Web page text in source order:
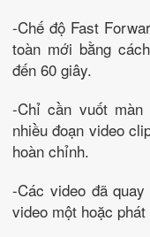
-Chế độ Fast
toàn mới bằng
đến 60 giây.
-Chỉ cần vuốt
nhiều đoạn video
hoàn chỉnh.
-Các video đã
video một hoặc